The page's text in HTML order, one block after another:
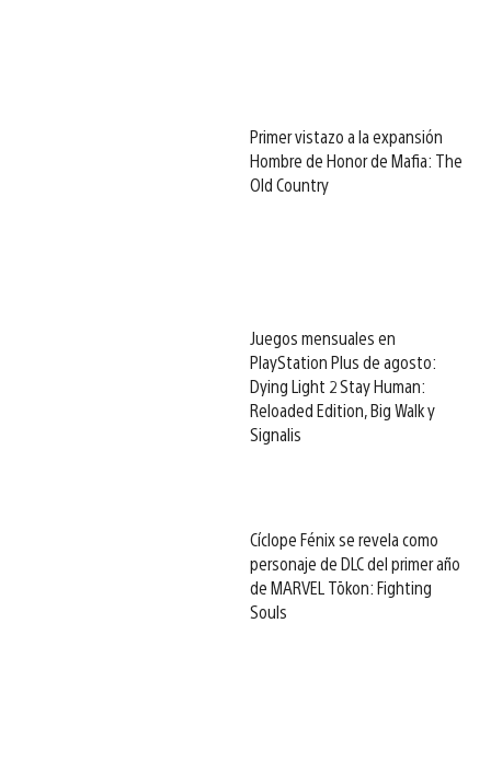
Primer vistazo a la expansión
Hombre de Honor de Mafia: The
Old Country
Juegos mensuales en
PlayStation Plus de agosto:
Dying Light 2 Stay Human:
Reloaded Edition, Big Walk y
Signalis
Cíclope Fénix se revela como
personaje de DLC del primer año
de MARVEL Tōkon: Fighting
Souls